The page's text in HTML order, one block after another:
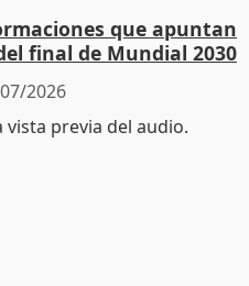
que apuntan
final de Mundial 2030
2026